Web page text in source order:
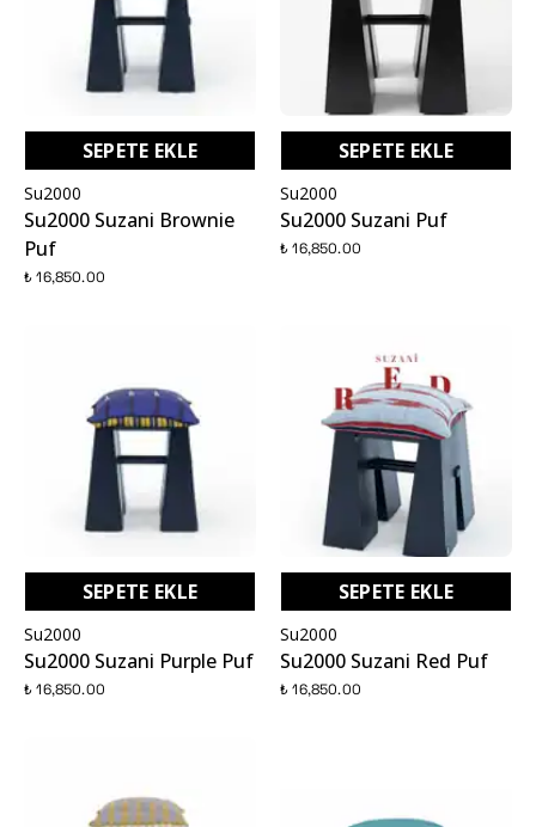
SEPETE EKLE
Su2000
Su2000 Suzani Brownie
Puf
₺ 16,850.00
SEPETE EKLE
Su2000
Su2000 Suzani Puf
₺ 16,850.00
SEPETE EKLE
Su2000
Su2000 Suzani Purple Puf
₺ 16,850.00
SEPETE EKLE
Su2000
Su2000 Suzani Red Puf
₺ 16,850.00